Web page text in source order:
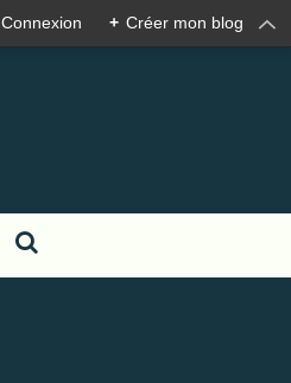
Connexion + Créer mon blog